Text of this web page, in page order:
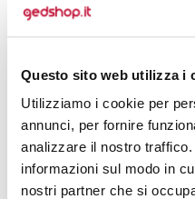
Questo sito web utilizza i
Utilizziamo i cookie per
annunci, per fornire
analizzare il nostro
informazioni sul modo in
nostri partner che si
50
200 €
500 €